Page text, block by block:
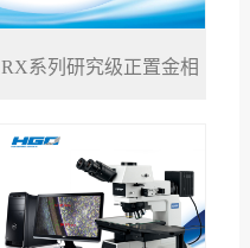
RX系列研究级正置金相
显微镜